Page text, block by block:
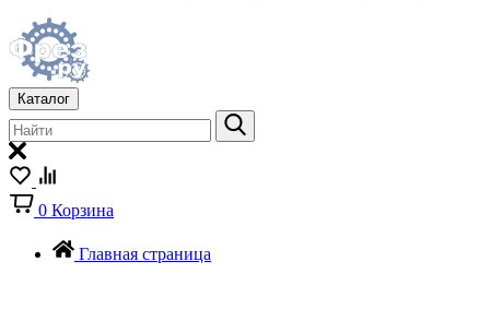
Каталог
0 Корзина
Главная страница